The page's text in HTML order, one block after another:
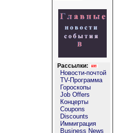
Рассылки:
Новости-почтой
TV-Программа
Гороскопы
Job Offers
Концерты
Coupons
Discounts
Иммиграция
Business News